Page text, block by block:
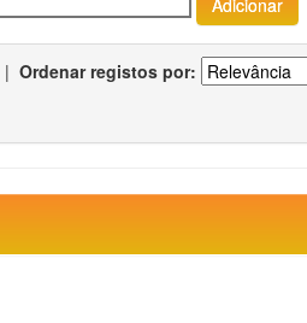
| Ordenar registos por: